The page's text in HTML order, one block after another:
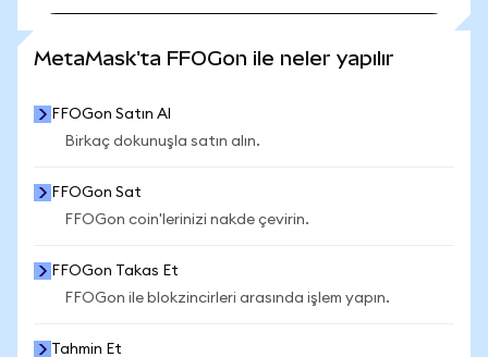
MetaMask'ta FFOGon ile neler yapılır
FFOGon Satın Al
Birkaç dokunuşla satın alın.
FFOGon Sat
FFOGon coin'lerinizi nakde çevirin.
FFOGon Takas Et
FFOGon ile blokzincirleri arasında işlem yapın.
Tahmin Et